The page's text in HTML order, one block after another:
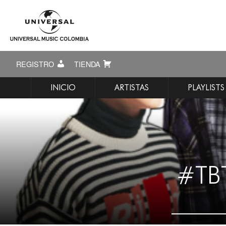
REGISTRO TIENDA
INICIO ARTISTAS PLAYLISTS